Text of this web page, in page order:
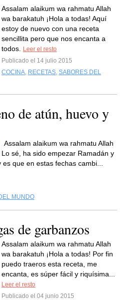
Assalam alaikum wa rahmatu Allah
wa barakatuh ¡Hola a todas! Aquí
estoy de nuevo con una receta
sencillita pero que nos encanta a
todos.
Leer el resto
Publicado el 14 julio 2015
COCINA, RECETAS, SABORES DEL
de atún, huevo y
Assalam alaikum wa rahmatu Allah
sé, ha sido empezar Ramadán y
que en estas fechas cambi...
MUNDO
de garbanzos
Assalam alaikum wa rahmatu Allah
wa barakatuh ¡Hola a todas! Por fin
puedo traeros esta receta, me
encanta, es súper fácil y riquísima...
Leer el resto
Publicado el 04 junio 2015